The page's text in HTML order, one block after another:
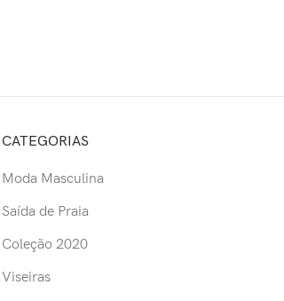
CATEGORIAS
Moda Masculina
Saída de Praia
Coleção 2020
Viseiras